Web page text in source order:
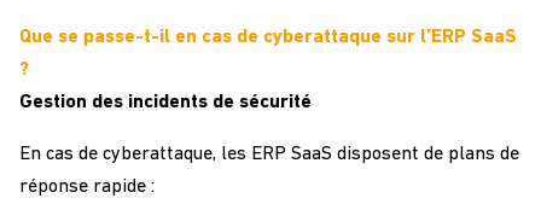
Que se passe-t-il en cas de cyberattaque sur l’ERP SaaS
?
Gestion des incidents de sécurité
En cas de cyberattaque, les ERP SaaS disposent de plans de
réponse rapide :